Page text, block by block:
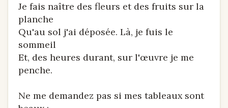
Je fais naître des fleurs et des fruits sur la
planche
Qu'au sol j'ai déposée. Là, je fuis le
sommeil
Et, des heures durant, sur l'œuvre je me
penche.
Ne me demandez pas si mes tableaux sont